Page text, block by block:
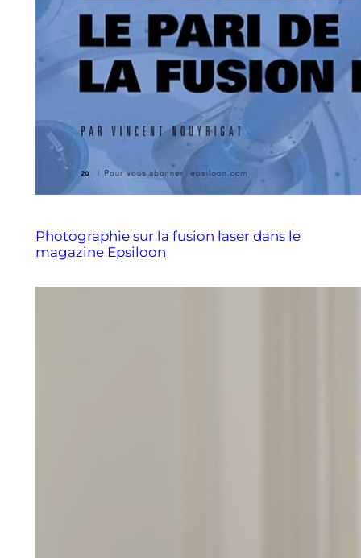
Photographie sur la fusion laser dans le
magazine Epsiloon